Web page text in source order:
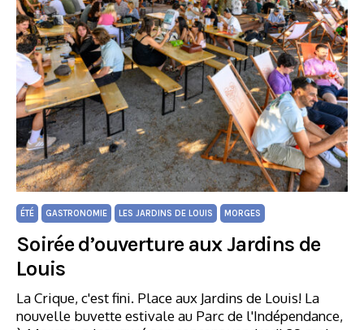
ÉTÉ GASTRONOMIE LES JARDINS DE LOUIS MORGES
Soirée d’ouverture aux Jardins de
Louis
La Crique, c'est fini. Place aux Jardins de Louis! La
nouvelle buvette estivale au Parc de l'Indépendance,